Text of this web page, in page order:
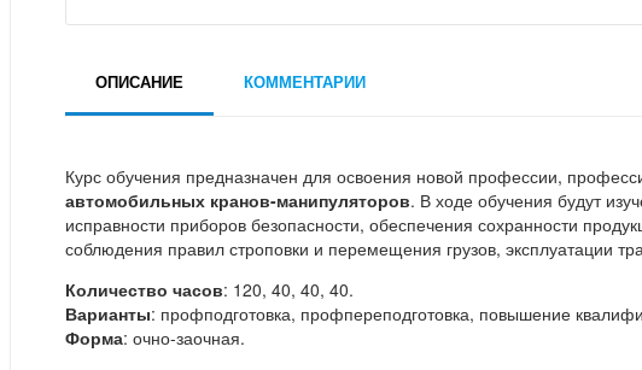
ОПИСАНИЕ КОММЕНТАРИИ
Курс обучения предназначен для освоения новой профессии,
автомобильных кранов-манипуляторов. В ходе обучения будут
исправности приборов безопасности, обеспечения сохранности
соблюдения правил строповки и перемещения грузов, эксплуатации
Количество часов: 120, 40, 40, 40.
Варианты: профподготовка, профпереподготовка, повышение
Форма: очно-заочная.